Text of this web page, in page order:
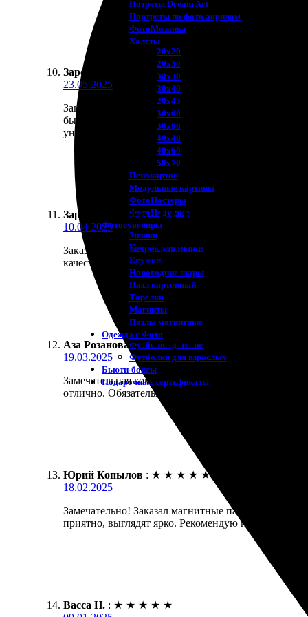
Потреты Dream Art
Портреты по фото акрилом
ФотоМозаика
Холсты
20х20
20х30
30х30
30х40
20х45
30х60
30х90
40х40
40х60
50х70
Пенокартон
Модульные картины
ФотоПостеры
ФотоПодушки
Фотоcувениры
Значки
Коврик для мыши
Кружки
Новогодние шары
Пазл картонный
Тарелки
Магниты
Пазлы магнитные
Одежда с Фото
Футболки детские
Футболки для взрослых
Бьюти-боксы
Подарочные сертификаты
Зарема Устинова ★ ★
23.05.2025
Заказала магнитные пазлы, осталась довольна.
быстро, доставка тоже на уровне. Сборка пазлов
уникальные подарки. Это именно то, что искала
Зарема Устинова : ★ ★ ★
10.04.2025
Заказала магнитные пазлы – всё прошло гладко.
качество, детали четкие. Результат превзошел
Аза Розанова : ★ ★ ★ ★ ★
19.03.2025
Замечательная компания! Заказывала магнитные
отлично. Обязательно буду возвращаться снова.
Юрий Копылов : ★ ★ ★ ★ ★
18.02.2025
Замечательно! Заказал магнитные пазлы на
приятно, выглядят ярко. Рекомендую попробовать!
Васса Н. : ★ ★ ★ ★ ★